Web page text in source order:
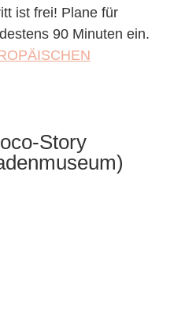
ist frei! Plane für
90 Minuten ein.
Story